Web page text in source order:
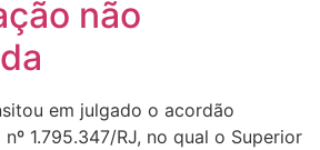
não
em julgado o acordão
1.795.347/RJ, no qual o Superior